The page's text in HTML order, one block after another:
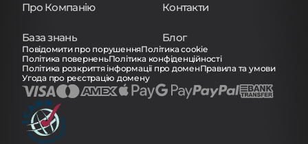
Про Компанію Контакти
База знань Блог
Повідомити про порушенняПолітика cookie
Політика поверненьПолітика конфіденційності
Політика розкриття інформації про доменПравила та умови
Угода про реєстрацію домену